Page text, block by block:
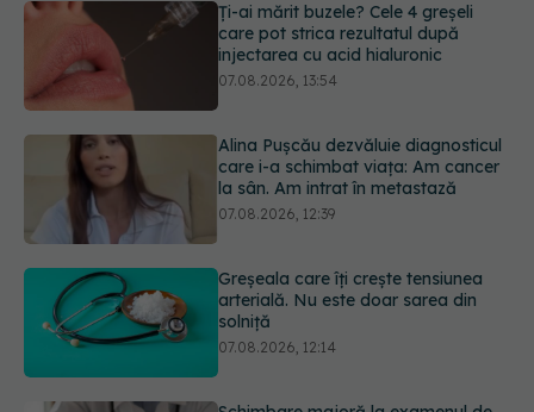
Alina Pușcău dezvăluie diagnosticul
care i-a schimbat viața: Am cancer
la sân. Am intrat în metastază
07.08.2026, 12:39
Greșeala care îți crește tensiunea
arterială. Nu este doar sarea din
solniță
07.08.2026, 12:14
Schimbare majoră la examenul de
medic specialist din 2026. Toți
candidații vor avea aceleași
subiecte